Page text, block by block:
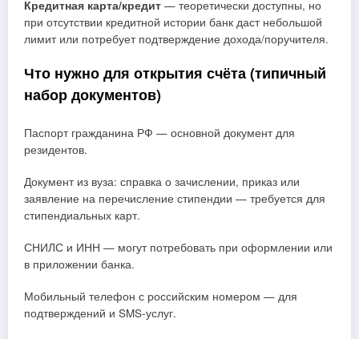
Кредитная карта/кредит — теоретически доступны, но
при отсутствии кредитной истории банк даст небольшой
лимит или потребует подтверждение дохода/поручителя.
Что нужно для открытия счёта (типичный
набор документов)
Паспорт гражданина РФ — основной документ для
резидентов.
Документ из вуза: справка о зачислении, приказ или
заявление на перечисление стипендии — требуется для
стипендиальных карт.
СНИЛС и ИНН — могут потребовать при оформлении или
в приложении банка.
Мобильный телефон с российским номером — для
подтверждений и SMS‑услуг.